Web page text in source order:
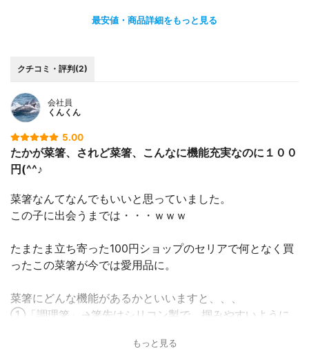
最安値・商品詳細をもっと見る
クチコミ・評判(2)
会社員
くんくん
5.00
たかが菜箸、されど菜箸、こんなに機能充実なのに１００
円(^^♪
菜箸なんてなんでもいいと思っていました。
この子に出会うまでは・・・ｗｗｗ
たまたま立ち寄った100円ショップのセリアで何となく買
ったこの菜箸が今では愛用品に。
菜箸にどんな機能があるかといいますと、、、
①「調理箸」→箸先はシリコン製で、掴みやすいように
②「軽量スプーン」→反対側の１本はスプーン型になっ
もっと見る